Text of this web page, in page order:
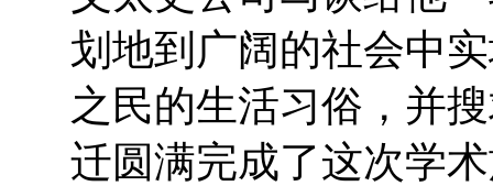
划地到广阔的社会中
之民的生活习俗，并
迁圆满完成了这次学